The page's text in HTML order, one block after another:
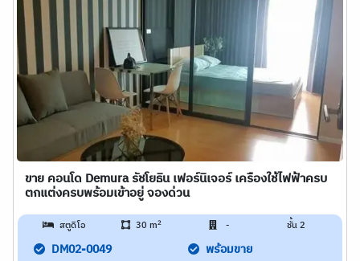
ขาย คอนโด Demura รัชโยธิน เฟอร์นิเจอร์ เครืองใช้ไฟฟ้าครบ
ตกแต่งครบพร้อมเข้าอยู่ จองด่วน
สตูดิโอ 30 m2 - ชั้น 2
DM02-0049 พร้อมขาย